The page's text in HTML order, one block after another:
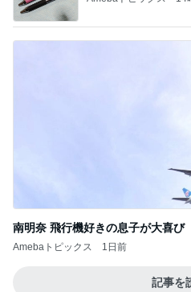
南明奈 飛行機好きの息子が大喜び
Amebaトピックス 1日前
記事を